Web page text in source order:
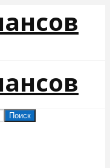
Поиск